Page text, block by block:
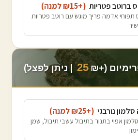
ברוטב פטריות (+₪
15 למנה)
תפוחי אדמה פריך מוגש עם רוטב פטריות
(+₪
25 | ניתן לפצל)
נורבגי (+₪
25 למנה)
אפוי בתנור בתיבול עשבי תיבול, שמן